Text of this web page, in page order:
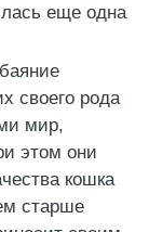
еще одна
своего рода
мир,
этом они
кошка
старше